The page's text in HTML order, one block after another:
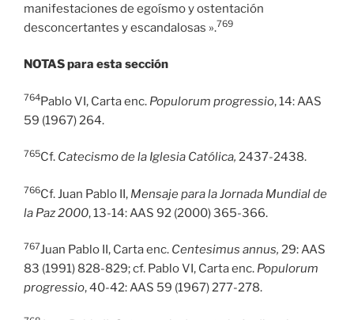
manifestaciones de egoísmo y ostentación
desconcertantes y escandalosas ».769
NOTAS para esta sección
764Pablo VI, Carta enc. Populorum progressio, 14: AAS
59 (1967) 264.
765Cf. Catecismo de la Iglesia Católica, 2437-2438.
766Cf. Juan Pablo II, Mensaje para la Jornada Mundial de
la Paz 2000, 13-14: AAS 92 (2000) 365-366.
767Juan Pablo II, Carta enc. Centesimus annus, 29: AAS
83 (1991) 828-829; cf. Pablo VI, Carta enc. Populorum
progressio, 40-42: AAS 59 (1967) 277-278.